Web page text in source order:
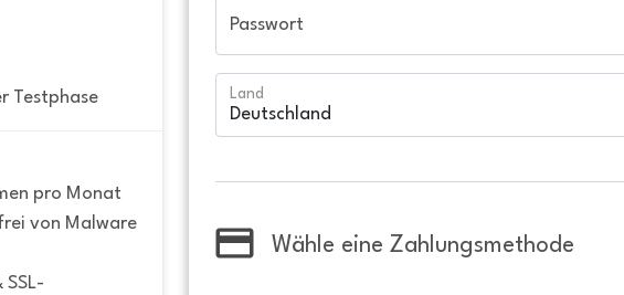
Testphase
pro Monat
von Malware
SSL-
Passwort
Land
Wähle eine Zahlungsmethode